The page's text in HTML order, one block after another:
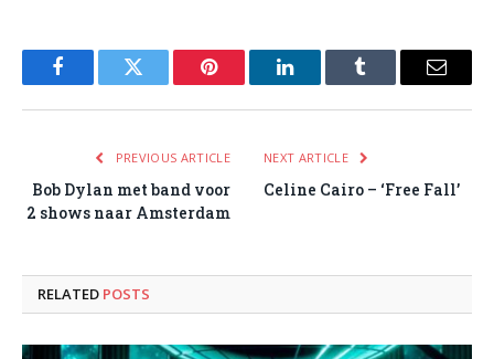
FacebookTwitter Pinterest LinkedInTumblr Email
PREVIOUS ARTICLE
Bob Dylan met band voor
2 shows naar Amsterdam
NEXT ARTICLE
Celine Cairo – ‘Free Fall’
RELATED POSTS